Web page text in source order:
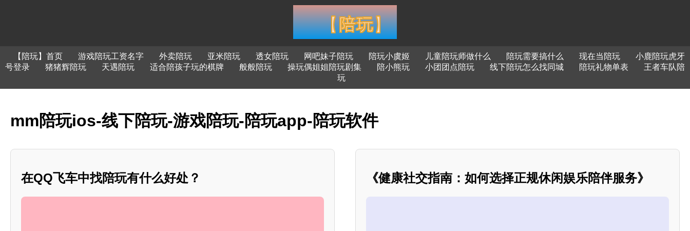
【陪玩】首页 游戏陪玩工资名字 外卖陪玩 亚米陪玩 透女陪玩 网吧妹子陪玩 陪玩小虞姬 儿童陪玩师做什么 陪玩需要搞什么 现在当陪玩
小鹿陪玩虎牙
号登录
猪猪辉陪玩 天遇陪玩 适合陪孩子玩的棋牌 般般陪玩 操玩偶姐姐陪玩剧集 陪小熊玩 小团团点陪玩 线下陪玩怎么找同城 陪玩礼物单表
王者车队陪
玩
mm陪玩ios-线下陪玩-游戏陪玩-陪玩app-陪玩软件
在QQ飞车中找陪玩有什么好处？ 《健康社交指南：如何选择正规休闲娱乐陪伴服务》